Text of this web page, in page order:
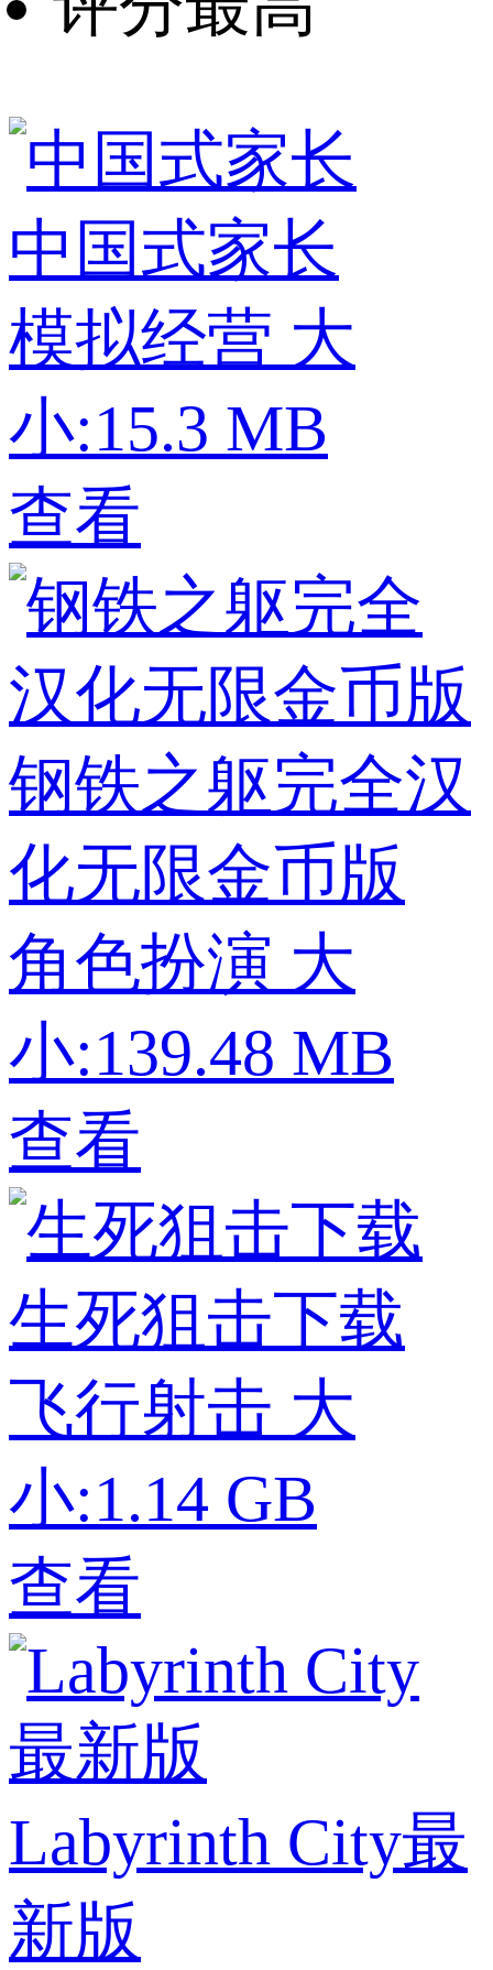
中国式家长
模拟经营 大
小:15.3 MB
查看
钢铁之躯完全汉
化无限金币版
角色扮演 大
小:139.48 MB
查看
生死狙击下载
飞行射击 大
小:1.14 GB
查看
Labyrinth City最
新版